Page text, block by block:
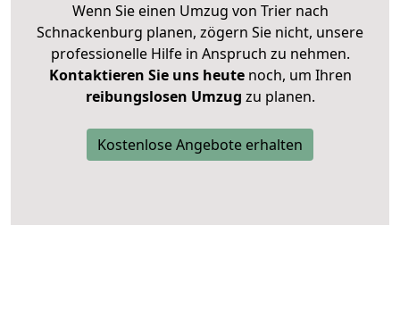
Wenn Sie einen Umzug von Trier nach
Schnackenburg planen, zögern Sie nicht, unsere
professionelle Hilfe in Anspruch zu nehmen.
Kontaktieren Sie uns heutenoch, um Ihren
reibungslosen Umzug zu planen.
Kostenlose Angebote erhalten